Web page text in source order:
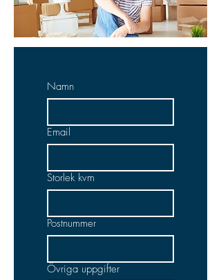
Namn
Email
Storlek kvm
Postnummer
Övriga uppgifter